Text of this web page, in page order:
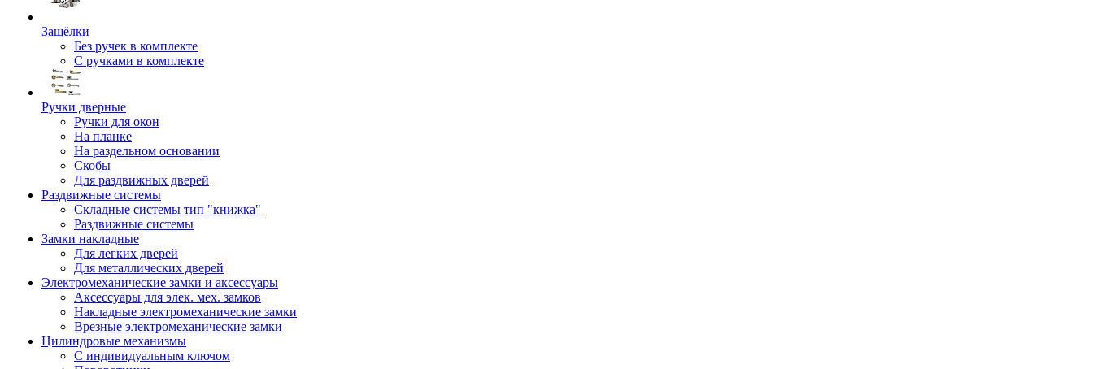
Защёлки
Без ручек в комплекте
С ручками в комплекте
Ручки дверные
Ручки для окон
На планке
На раздельном основании
Скобы
Для раздвижных дверей
Раздвижные системы
Складные системы тип "книжка"
Раздвижные системы
Замки накладные
Для легких дверей
Для металлических дверей
Электромеханические замки и аксессуары
Аксессуары для элек. мех. замков
Накладные электромеханические замки
Врезные электромеханические замки
Цилиндровые механизмы
С индивидуальным ключом